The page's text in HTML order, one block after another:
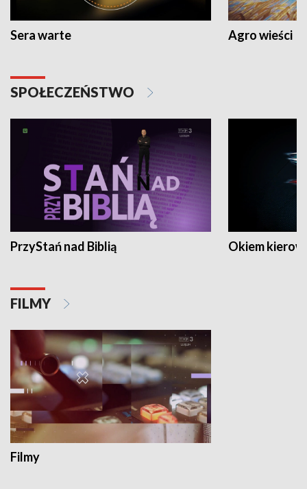
Sera warte Agro wieści
SPOŁECZEŃSTWO
PrzyStań nad Biblią Okiem
FILMY
Filmy